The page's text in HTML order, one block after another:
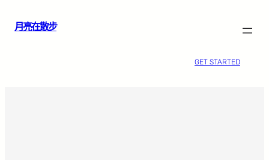
月亮在散步
GET STARTED